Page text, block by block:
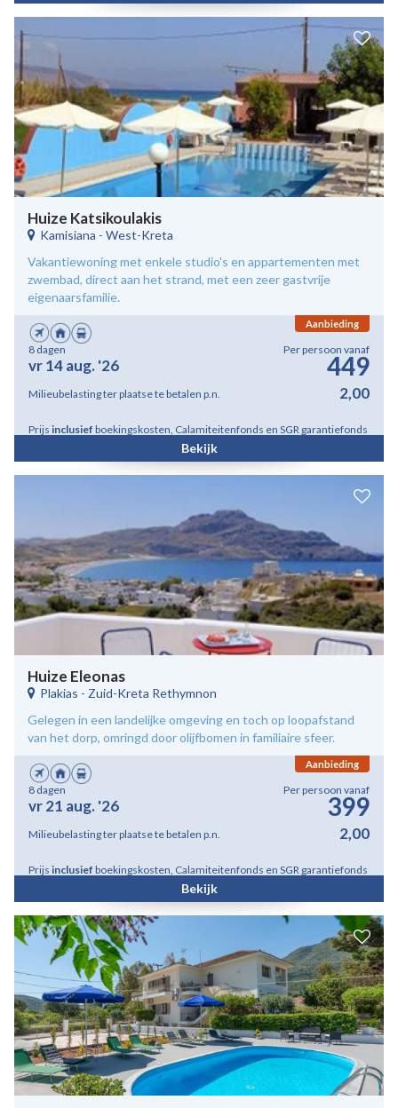
Huize Katsikoulakis
Kamisiana - West-Kreta
Vakantiewoning met enkele studio's en appartementen met
zwembad, direct aan het strand, met een zeer gastvrije
eigenaarsfamilie.
Aanbieding
8 dagen
vr 14 aug. '26
Per persoon vanaf
449
Milieubelasting ter plaatse te betalen p.n. 2,00
Prijs inclusief boekingskosten, Calamiteitenfonds en SGR garantiefonds
Bekijk
Huize Eleonas
Plakias - Zuid-Kreta Rethymnon
Gelegen in een landelijke omgeving en toch op loopafstand
van het dorp, omringd door olijfbomen in familiaire sfeer.
Aanbieding
8 dagen
vr 21 aug. '26
Per persoon vanaf
399
Milieubelasting ter plaatse te betalen p.n. 2,00
Prijs inclusief boekingskosten, Calamiteitenfonds en SGR garantiefonds
Bekijk